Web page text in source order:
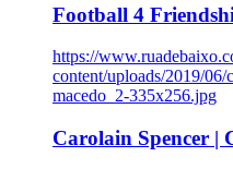
Football 4
https://
content/uploads/2019/
macedo_2-335x256.jpg
Carolain Spencer |